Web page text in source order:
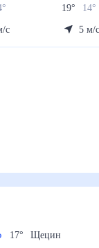
°
с
19° 14°
5 м/
17° Щецин